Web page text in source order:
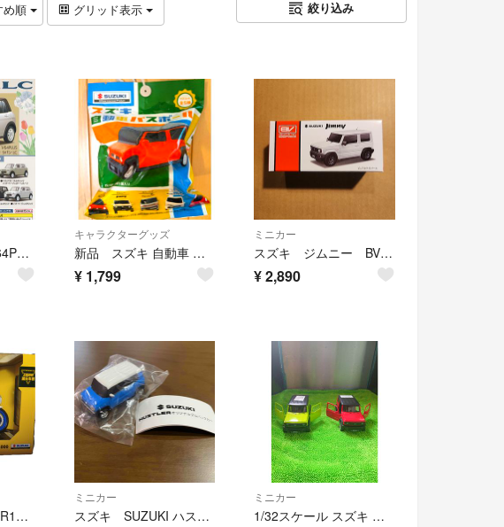
め順 グリッド表示 絞り込み
【フルコンプ】 1/64PLUS スズキ ラパン LC 【全5種セット】 スタンドストーンズ Lapin SUZUKI ミニカー
キャラクターグッズ
新品 スズキ 自動車 バスボール 入浴剤 マスコット入り ハスラー ジムニー
¥ 1,799
ミニカー
スズキ ジムニー BV プルバックカー ピュアホワイトパール
¥2,890
1/12 SUZUKI GSX-R1000 バイク ミニカー ホワイト CCA
ミニカー
スズキ SUZUKI ハスラー HUSTLER オリジナルプルバックカー
ミニカー
1/32スケール スズキ ジムニー ミニカー